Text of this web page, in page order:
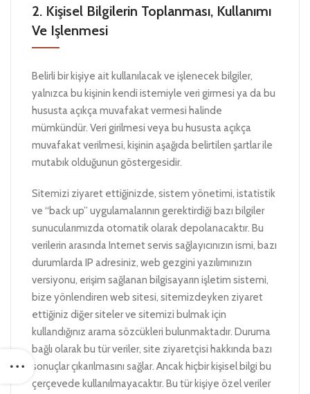
2. Kişisel Bilgilerin Toplanması, Kullanımı
Ve Işlenmesi
Belirli bir kişiye ait kullanılacak ve işlenecek bilgiler,
yalnızca bu kişinin kendi istemiyle veri girmesi ya da bu
hususta açıkça muvafakat vermesi halinde
mümkündür. Veri girilmesi veya bu hususta açıkça
muvafakat verilmesi, kişinin aşağıda belirtilen şartlar ile
mutabık olduğunun göstergesidir.
Sitemizi ziyaret ettiğinizde, sistem yönetimi, istatistik
ve “back up” uygulamalarının gerektirdiği bazı bilgiler
sunucularımızda otomatik olarak depolanacaktır. Bu
verilerin arasında Internet servis sağlayıcınızın ismi, bazı
durumlarda IP adresiniz, web gezgini yazılımınızın
versiyonu, erişim sağlanan bilgisayarın işletim sistemi,
bize yönlendiren web sitesi, sitemizdeyken ziyaret
ettiğiniz diğer siteler ve sitemizi bulmak için
kullandığınız arama sözcükleri bulunmaktadır. Duruma
bağlı olarak bu tür veriler, site ziyaretçisi hakkında bazı
sonuçlar çıkarılmasını sağlar. Ancak hiçbir kişisel bilgi bu
çerçevede kullanılmayacaktır. Bu tür kişiye özel veriler